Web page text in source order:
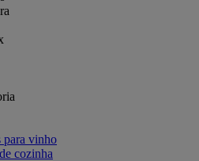
para vinho
cozinha